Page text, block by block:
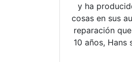
y ha
cosas en sus
reparación
10 años,